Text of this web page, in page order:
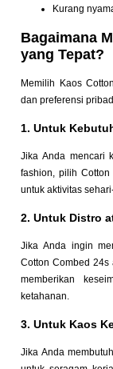
Kurang
Bagaimana
yang Tepat?
Memilih Kaos
dan preferensi
1. Untuk
Jika Anda mencari
fashion, pilih
untuk aktivitas
2. Untuk Distro
Jika Anda ingin
Cotton Combed
memberikan
ketahanan.
3. Untuk Kaos
Jika Anda